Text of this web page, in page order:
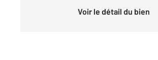
Voir le détail du bien